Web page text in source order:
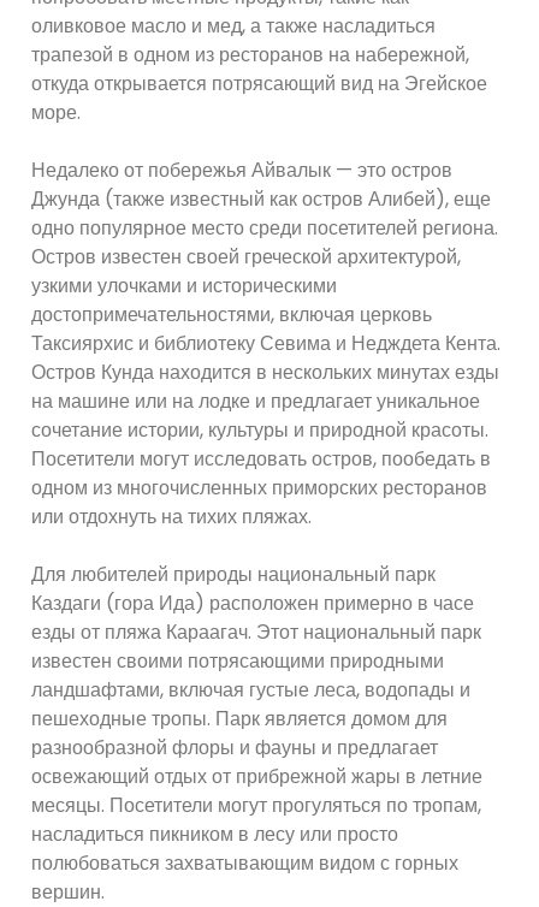
оливковое масло и мед, а также насладиться
трапезой в одном из ресторанов на набережной,
откуда открывается потрясающий вид на Эгейское
море.
Недалеко от побережья Айвалык — это остров
Джунда (также известный как остров Алибей), еще
одно популярное место среди посетителей региона.
Остров известен своей греческой архитектурой,
узкими улочками и историческими
достопримечательностями, включая церковь
Таксиярхис и библиотеку Севима и Недждета Кента.
Остров Кунда находится в нескольких минутах езды
на машине или на лодке и предлагает уникальное
сочетание истории, культуры и природной красоты.
Посетители могут исследовать остров, пообедать в
одном из многочисленных приморских ресторанов
или отдохнуть на тихих пляжах.
Для любителей природы национальный парк
Каздаги (гора Ида) расположен примерно в часе
езды от пляжа Караагач. Этот национальный парк
известен своими потрясающими природными
ландшафтами, включая густые леса, водопады и
пешеходные тропы. Парк является домом для
разнообразной флоры и фауны и предлагает
освежающий отдых от прибрежной жары в летние
месяцы. Посетители могут прогуляться по тропам,
насладиться пикником в лесу или просто
полюбоваться захватывающим видом с горных
вершин.